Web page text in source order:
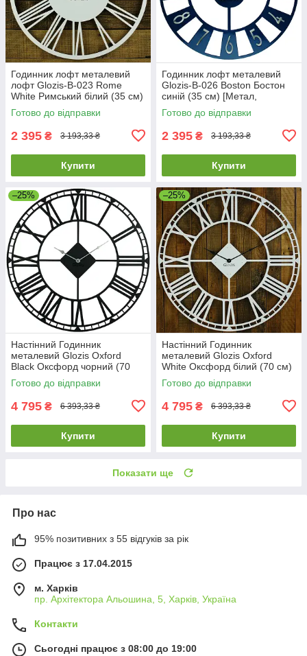
Годинник лофт металевий
лофт Glozis-B-023 Rome
White Римський білий (35 см)
[Метал, Кольори]
Готово до відправки
2 395 ₴ 3 193,33 ₴
Купити
Годинник лофт металевий
Glozis-B-026 Boston Бостон
синій (35 см) [Метал,
Кольори]
Готово до відправки
2 395 ₴ 3 193,33 ₴
Купити
–25%
Настінний Годинник
металевий Glozis Oxford
Black Оксфорд чорний (70
cм) [Метал, Відкритий,
Кольори]
Готово до відправки
4 795 ₴ 6 393,33 ₴
Купити
–25%
Настінний Годинник
металевий Glozis Oxford
White Оксфорд білий (70 cм)
[Метал, Відкритий, Кольори]
Готово до відправки
4 795 ₴ 6 393,33 ₴
Купити
Показати ще
Про нас
95% позитивних з 55 відгуків за рік
Працює з 17.04.2015
м. Харків
пр. Архітектора Альошина, 5, Харків, Україна
Контакти
Сьогодні працює з 08:00 до 19:00